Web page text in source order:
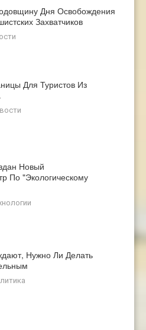
Дня Освобождения
Захватчиков
Для Туристов Из
Новый
По "экологическому
Нужно Ли Делать